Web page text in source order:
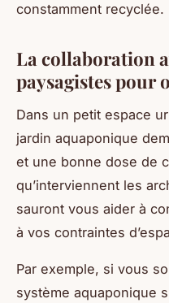
constamment recyclée.
La collaboration
paysagistes pour
Dans un petit espace
jardin aquaponique
et une bonne dose de
qu’interviennent les
sauront vous aider à
à vos contraintes
Par exemple, si vous
système aquaponique